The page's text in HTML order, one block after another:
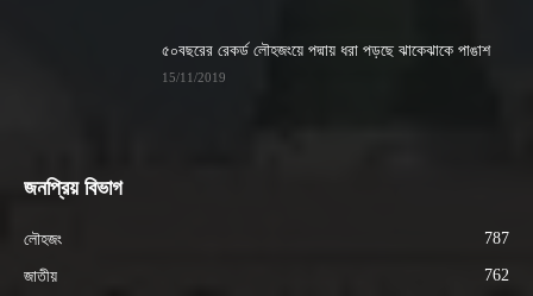
৫০বছরের রেকর্ড লৌহজংয়ে পদ্মায় ধরা পড়ছে ঝাকেঝাকে পাঙাশ
15/11/2019
জনপ্রিয় বিভাগ
লৌহজং 787
জাতীয় 762